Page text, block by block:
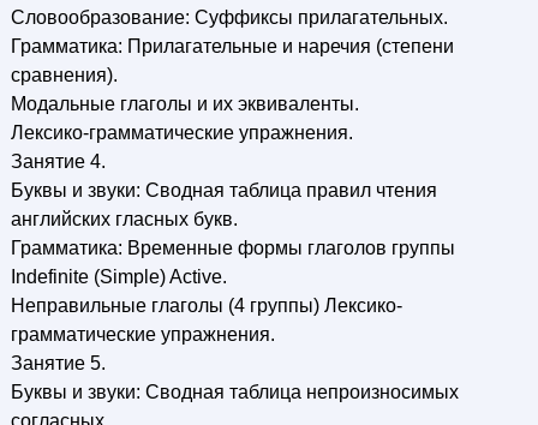
Словообразование: Суффиксы прилагательных.
Грамматика: Прилагательные и наречия (степени
сравнения).
Модальные глаголы и их эквиваленты.
Лексико-грамматические упражнения.
Занятие 4.
Буквы и звуки: Сводная таблица правил чтения
английских гласных букв.
Грамматика: Временные формы глаголов группы
Indefinite (Simple) Active.
Неправильные глаголы (4 группы) Лексико-
грамматические упражнения.
Занятие 5.
Буквы и звуки: Сводная таблица непроизносимых
согласных.